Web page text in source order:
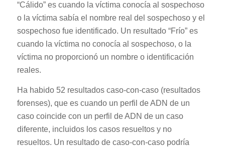
“Cálido” es cuando la víctima conocía al sospechoso
o la víctima sabía el nombre real del sospechoso y el
sospechoso fue identificado. Un resultado “Frío” es
cuando la víctima no conocía al sospechoso, o la
víctima no proporcionó un nombre o identificación
reales.
Ha habido 52 resultados caso-con-caso (resultados
forenses), que es cuando un perfil de ADN de un
caso coincide con un perfil de ADN de un caso
diferente, incluidos los casos resueltos y no
resueltos. Un resultado de caso-con-caso podría